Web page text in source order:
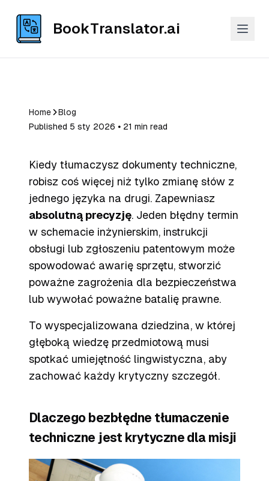
BookTranslator.ai
Home
Blog
Published 5 sty 2026 ⦁ 21 min read
Kiedy tłumaczysz dokumenty techniczne,
robisz coś więcej niż tylko zmianę słów z
jednego języka na drugi. Zapewniasz
absolutną precyzję. Jeden błędny termin
w schemacie inżynierskim, instrukcji
obsługi lub zgłoszeniu patentowym może
spowodować awarię sprzętu, stworzić
poważne zagrożenia dla bezpieczeństwa
lub wywołać poważne batalię prawne.
To wyspecjalizowana dziedzina, w której
głęboką wiedzę przedmiotową musi
spotkać umiejętność lingwistyczna, aby
zachować każdy krytyczny szczegół.
Dlaczego bezbłędne tłumaczenie
techniczne jest krytyczne dla misji